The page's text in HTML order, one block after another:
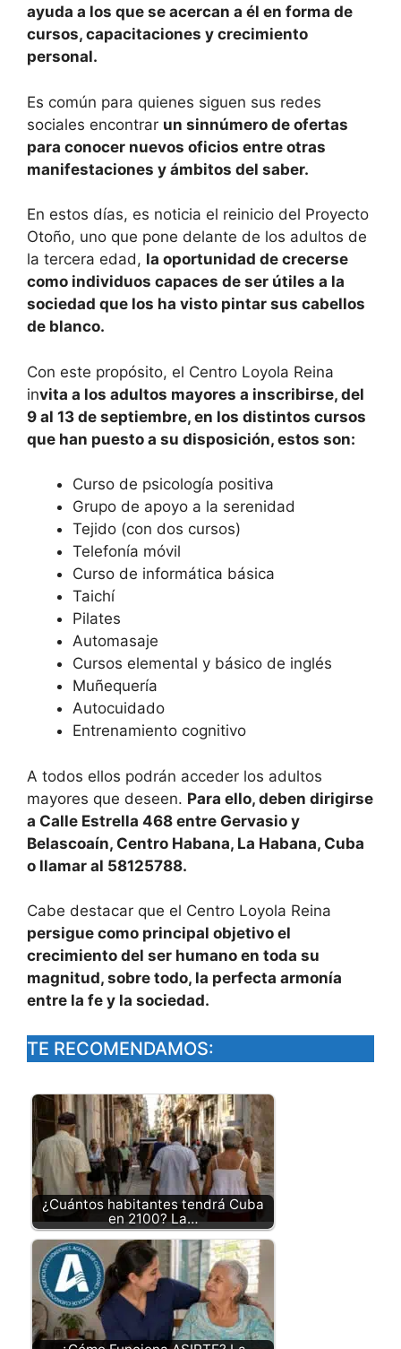
ayuda a los que se acercan a él en forma de
cursos, capacitaciones y crecimiento
personal.
Es común para quienes siguen sus redes
sociales encontrar un sinnúmero de ofertas
para conocer nuevos oficios entre otras
manifestaciones y ámbitos del saber.
En estos días, es noticia el reinicio del Proyecto
Otoño, uno que pone delante de los adultos de
la tercera edad, la oportunidad de crecerse
como individuos capaces de ser útiles a la
sociedad que los ha visto pintar sus cabellos
de blanco.
Con este propósito, el Centro Loyola Reina
invita a los adultos mayores a inscribirse, del
9 al 13 de septiembre, en los distintos cursos
que han puesto a su disposición, estos son:
Curso de psicología positiva
Grupo de apoyo a la serenidad
Tejido (con dos cursos)
Telefonía móvil
Curso de informática básica
Taichí
Pilates
Automasaje
Cursos elemental y básico de inglés
Muñequería
Autocuidado
Entrenamiento cognitivo
A todos ellos podrán acceder los adultos
mayores que deseen. Para ello, deben dirigirse
a Calle Estrella 468 entre Gervasio y
Belascoaín, Centro Habana, La Habana, Cuba
o llamar al 58125788.
Cabe destacar que el Centro Loyola Reina
persigue como principal objetivo el
crecimiento del ser humano en toda su
magnitud, sobre todo, la perfecta armonía
entre la fe y la sociedad.
TE RECOMENDAMOS:
¿Cuántos habitantes tendrá Cuba
en 2100? La…